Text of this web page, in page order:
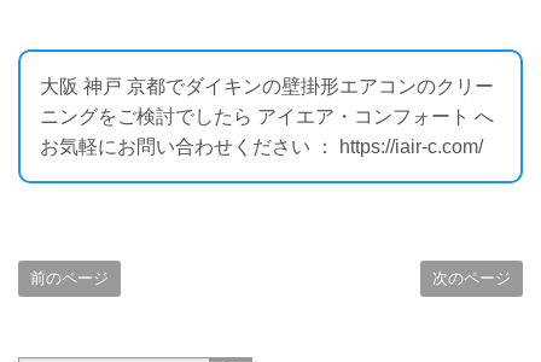
大阪 神戸 京都でダイキンの壁掛形エアコンのクリー
ニングをご検討でしたら アイエア・コンフォート へ
お気軽にお問い合わせください ： https://iair-c.com/
前のページ 次のページ